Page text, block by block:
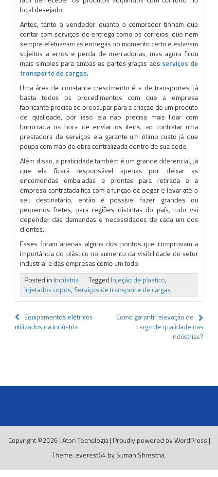
local desejado.
Antes, tanto o vendedor quanto o comprador tinham que
contar com serviços de entrega como os correios, que nem
sempre efetuavam as entregas no momento certo e estavam
sujeitos a erros e perda de mercadorias, mas agora ficou
mais simples para ambas as partes graças aos serviços de
transporte de cargas.
Uma área de constante crescimento é a de transportes, já
basta todos os procedimentos com que a empresa
fabricante precisa se preocupar para a criação de um produto
de qualidade, por isso ela não precisa mais lidar com
burocracia na hora de enviar os itens, ao contratar uma
prestadora de serviços ela garante um ótimo custo já que
poupa com mão de obra centralizada dentro de sua sede.
Além disso, a praticidade também é um grande diferencial, já
que ela ficará responsável apenas por deixar as
encomendas embaladas e prontas para retirada e a
empresa contratada fica com a função de pegar e levar até o
seu destinatário, então é possível fazer grandes ou
pequenos fretes, para regiões distintas do país, tudo vai
depender das demandas e necessidades de cada um dos
clientes.
Esses foram apenas alguns dos pontos que comprovam a
importância do plástico no aumento da visibilidade do setor
industrial e das empresas como um todo.
Posted inIndústria TaggedInjeção de plastico,
injetados copos,Serviços de transporte de cargas
Navegação
de
Equipamentos elétricos
utilizados na indústria
Como garantir elevação de
carga de qualidade nas
indústrias?
Copyright ©2026 |Aton Tecnologia | Proudly powered by WordPress |
Theme: everest64 bySuman Shrestha.